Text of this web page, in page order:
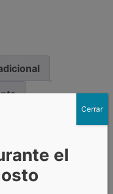
P-180 115 mm
el
Cerrar